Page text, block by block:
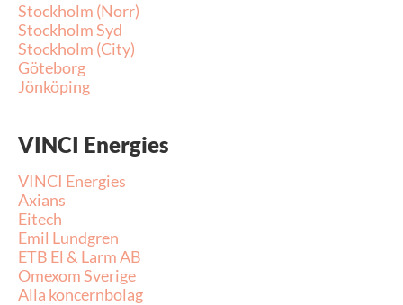
Stockholm (Norr)
Stockholm Syd
Stockholm (City)
Göteborg
Jönköping
VINCI Energies
VINCI Energies
Axians
Eitech
Emil Lundgren
ETB El & Larm AB
Omexom Sverige
Alla koncernbolag